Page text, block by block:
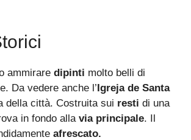
ammirare dipinti molto belli di
Da vedere anche l’Igreja de Santa
della città. Costruita sui resti di una
in fondo alla via principale. Il
afrescato.